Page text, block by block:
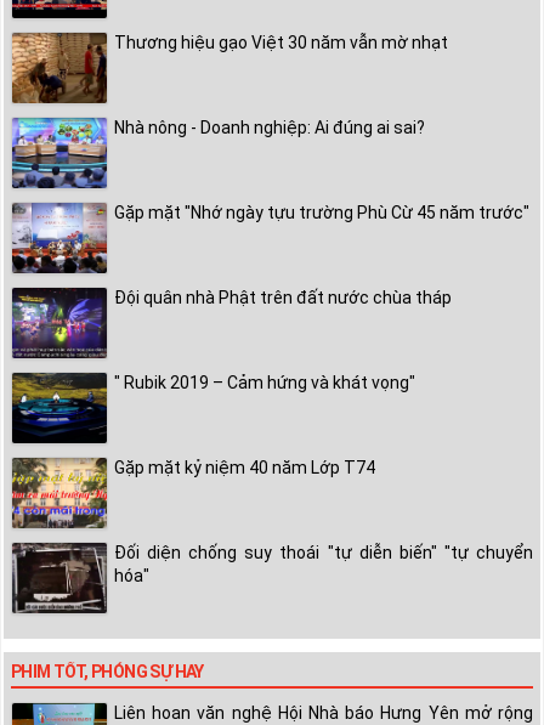
Thương hiệu gạo Việt 30 năm vẫn mờ nhạt
Nhà nông - Doanh nghiệp: Ai đúng ai sai?
Gặp mặt "Nhớ ngày tựu trường Phù Cừ 45 năm trước"
Đội quân nhà Phật trên đất nước chùa tháp
" Rubik 2019 – Cảm hứng và khát vọng"
Gặp mặt kỷ niệm 40 năm Lớp T74
Đối diện chống suy thoái "tự diễn biến" "tự chuyển
hóa"
PHIM TỐT, PHÓNG SỰ HAY
Liên hoan văn nghệ Hội Nhà báo Hưng Yên mở rộng